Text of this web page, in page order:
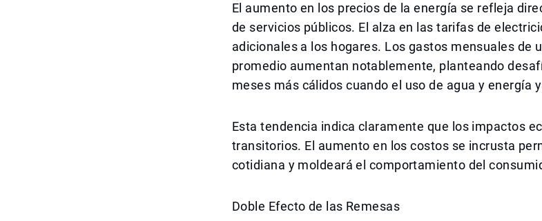
El aumento en los precios de la energía se refleja
de servicios públicos. El alza en las tarifas de
adicionales a los hogares. Los gastos mensuales de
promedio aumentan notablemente, planteando
meses más cálidos cuando el uso de agua y energía
Esta tendencia indica claramente que los impactos
transitorios. El aumento en los costos se incrusta
cotidiana y moldeará el comportamiento del
Doble Efecto de las Remesas